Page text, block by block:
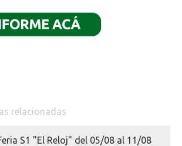
relacionadas
S1 "El Reloj" del 05/08 al 11/08